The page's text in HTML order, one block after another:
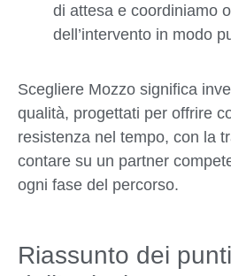
di attesa e coordiniamo
dell’intervento in modo
Scegliere Mozzo significa
qualità, progettati per offrire
resistenza nel tempo, con la
contare su un partner
ogni fase del percorso.
Riassunto dei